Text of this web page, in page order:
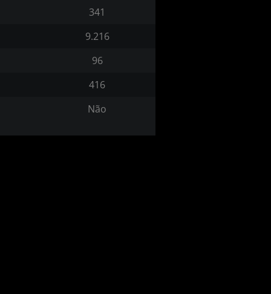
341
9.216
96
416
Não